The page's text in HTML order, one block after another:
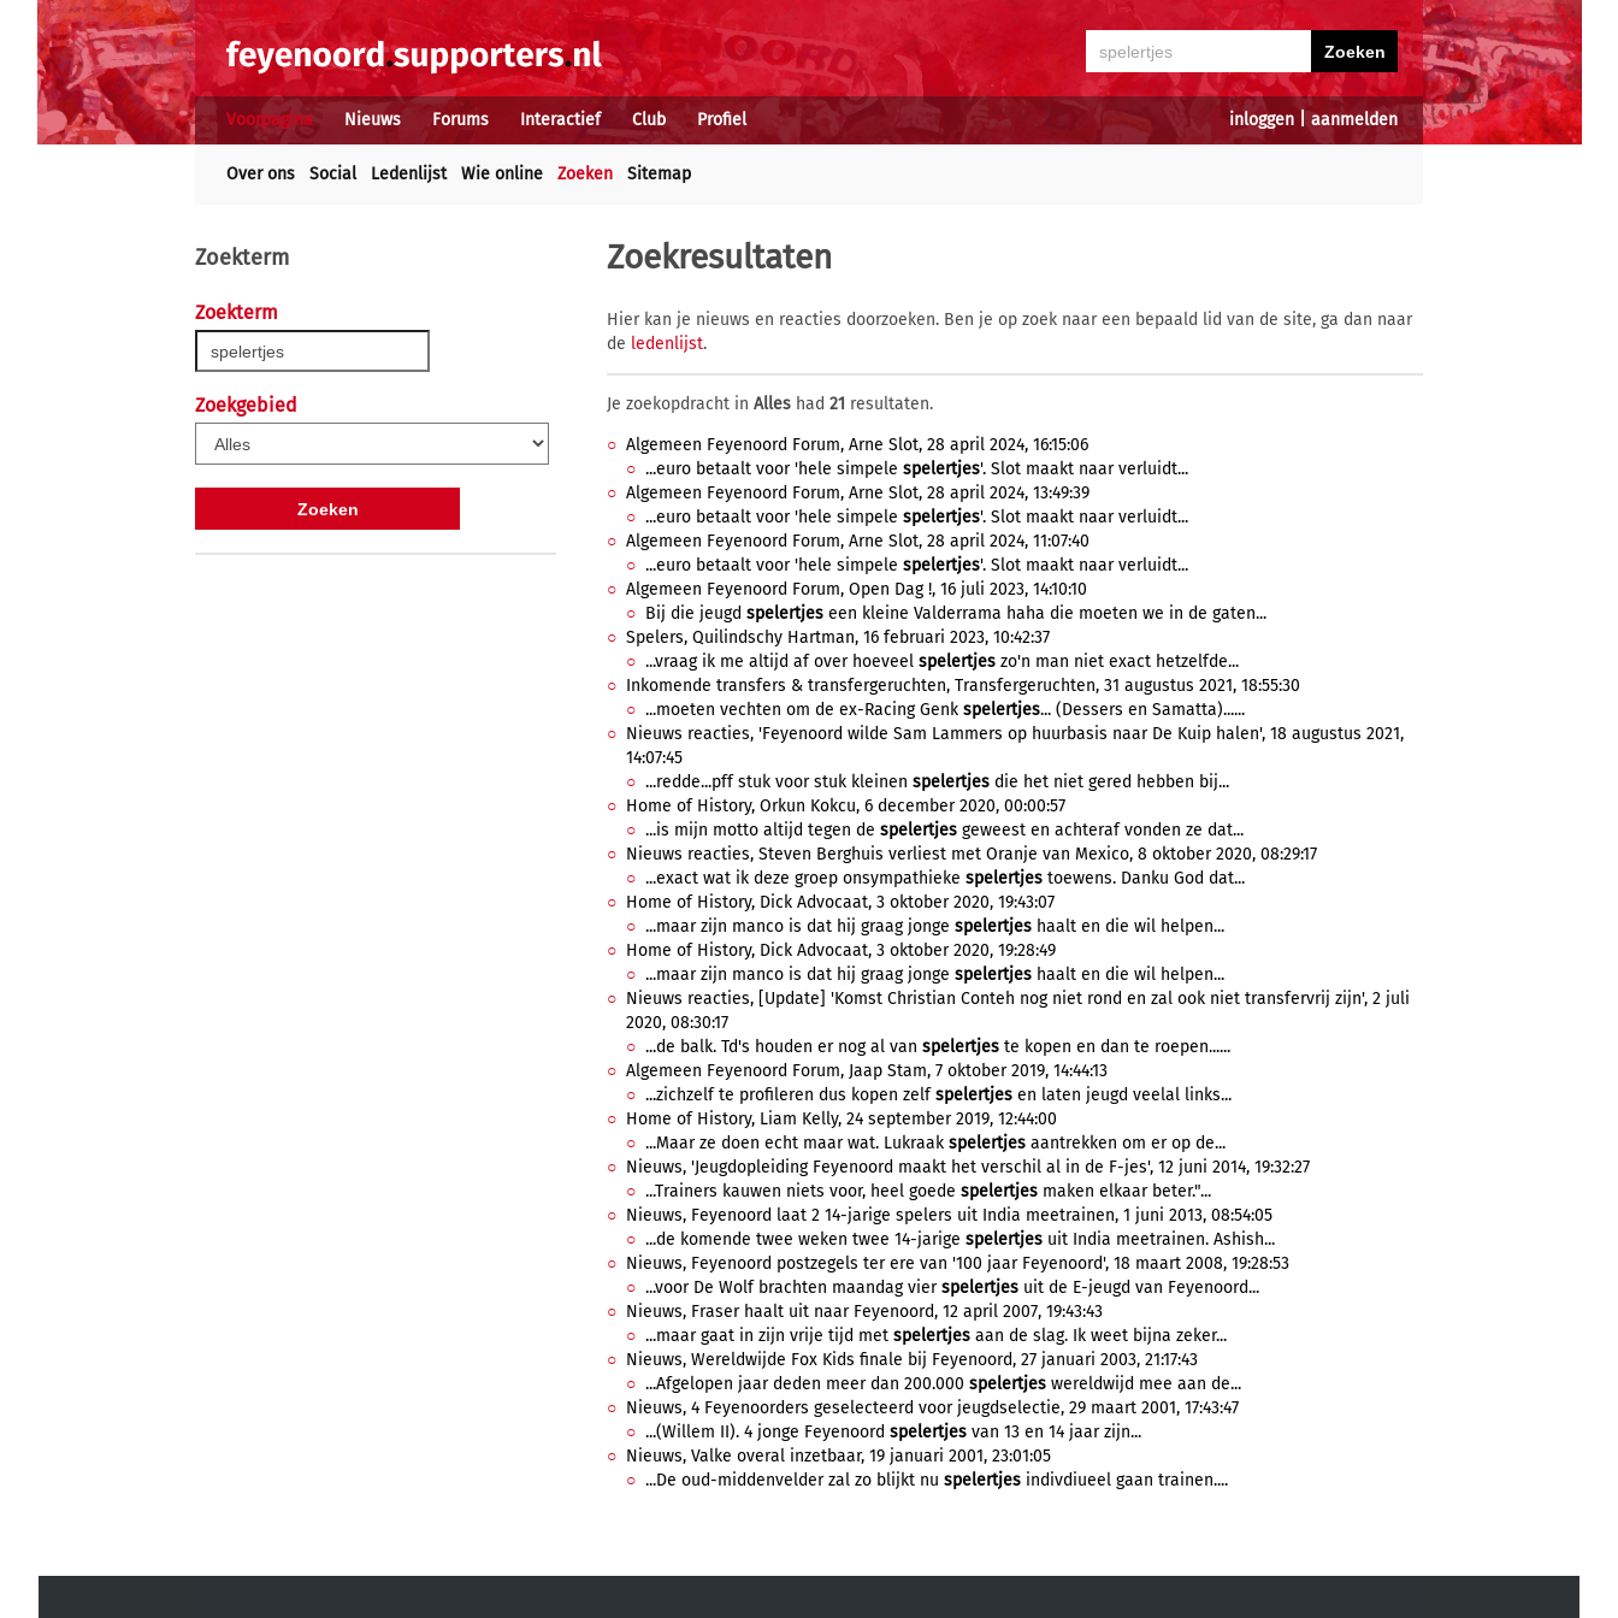
inloggen aanmelden
Voorpagina Nieuws Forums Interactief Club Profiel
Over ons Social Ledenlijst Wie online Zoeken Sitemap
Zoekterm
Zoekterm
Zoekgebied
Zoekresultaten
Hier kan je nieuws en reacties doorzoeken. Ben je op zoek naar een bepaald lid van de site, ga dan naar
de ledenlijst.
Je zoekopdracht in Alles had 21 resultaten.
Algemeen Feyenoord Forum, Arne Slot, 28 april 2024, 16:15:06
...euro betaalt voor 'hele simpele spelertjes'. Slot maakt naar verluidt...
Algemeen Feyenoord Forum, Arne Slot, 28 april 2024, 13:49:39
...euro betaalt voor 'hele simpele spelertjes'. Slot maakt naar verluidt...
Algemeen Feyenoord Forum, Arne Slot, 28 april 2024, 11:07:40
...euro betaalt voor 'hele simpele spelertjes'. Slot maakt naar verluidt...
Algemeen Feyenoord Forum, Open Dag !, 16 juli 2023, 14:10:10
Bij die jeugd spelertjes een kleine Valderrama haha die moeten we in de gaten...
Spelers, Quilindschy Hartman, 16 februari 2023, 10:42:37
...vraag ik me altijd af over hoeveel spelertjes zo'n man niet exact hetzelfde...
Inkomende transfers & transfergeruchten, Transfergeruchten, 31 augustus 2021, 18:55:30
...moeten vechten om de ex-Racing Genk spelertjes... (Dessers en Samatta)......
Nieuws reacties, 'Feyenoord wilde Sam Lammers op huurbasis naar De Kuip halen', 18 augustus 2021,
14:07:45
...redde...pff stuk voor stuk kleinen spelertjes die het niet gered hebben bij...
Home of History, Orkun Kokcu, 6 december 2020, 00:00:57
...is mijn motto altijd tegen de spelertjes geweest en achteraf vonden ze dat...
Nieuws reacties, Steven Berghuis verliest met Oranje van Mexico, 8 oktober 2020, 08:29:17
...exact wat ik deze groep onsympathieke spelertjes toewens. Danku God dat...
Home of History, Dick Advocaat, 3 oktober 2020, 19:43:07
...maar zijn manco is dat hij graag jonge spelertjes haalt en die wil helpen...
Home of History, Dick Advocaat, 3 oktober 2020, 19:28:49
...maar zijn manco is dat hij graag jonge spelertjes haalt en die wil helpen...
Nieuws reacties, [Update] 'Komst Christian Conteh nog niet rond en zal ook niet transfervrij zijn', 2 juli
2020, 08:30:17
...de balk. Td's houden er nog al van spelertjes te kopen en dan te roepen......
Algemeen Feyenoord Forum, Jaap Stam, 7 oktober 2019, 14:44:13
...zichzelf te profileren dus kopen zelfspelertjes en laten jeugd veelal links...
Home of History, Liam Kelly, 24 september 2019, 12:44:00
...Maar ze doen echt maar wat. Lukraak spelertjes aantrekken om er op de...
Nieuws, 'Jeugdopleiding Feyenoord maakt het verschil al in de F-jes', 12 juni 2014, 19:32:27
...Trainers kauwen niets voor, heel goede spelertjes maken elkaar beter."...
Nieuws, Feyenoord laat 2 14-jarige spelers uit India meetrainen, 1 juni 2013, 08:54:05
...de komende twee weken twee 14-jarige spelertjes uit India meetrainen. Ashish...
Nieuws, Feyenoord postzegels ter ere van '100 jaar Feyenoord', 18 maart 2008, 19:28:53
...voor De Wolf brachten maandag vierspelertjes uit de E-jeugd van Feyenoord...
Nieuws, Fraser haalt uit naar Feyenoord, 12 april 2007, 19:43:43
...maar gaat in zijn vrije tijd met spelertjes aan de slag. Ik weet bijna zeker...
Nieuws, Wereldwijde Fox Kids finale bij Feyenoord, 27 januari 2003, 21:17:43
...Afgelopen jaar deden meer dan 200.000 spelertjes wereldwijd mee aan de...
Nieuws, 4 Feyenoorders geselecteerd voor jeugdselectie, 29 maart 2001, 17:43:47
...(Willem II). 4 jonge Feyenoord spelertjes van 13 en 14 jaar zijn...
Nieuws, Valke overal inzetbaar, 19 januari 2001, 23:01:05
...De oud-middenvelder zal zo blijkt nu spelertjes indivdiueel gaan trainen....